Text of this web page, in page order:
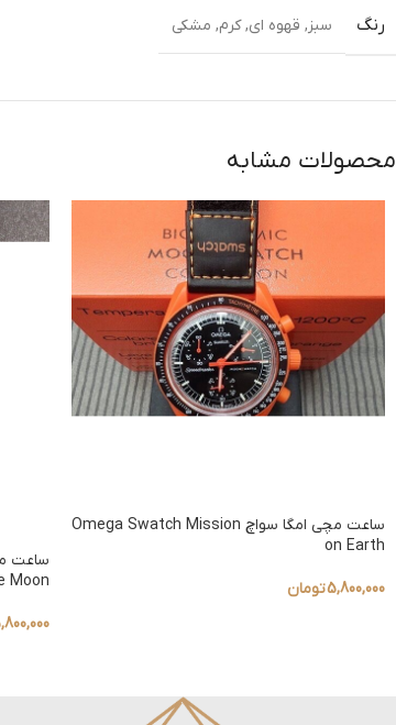
رنگ سبز, قهوه ای,کرم, مشکی
محصولات مشابه
ساعت مچی امگا سواچ Omega Swatch Mission
on Earth
5,800,000تومان
Moon